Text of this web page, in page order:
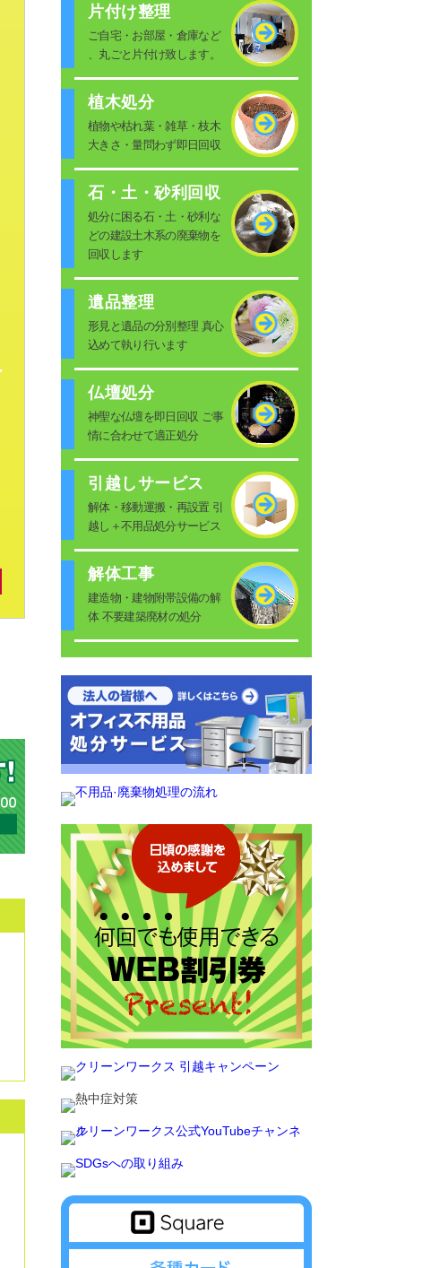
片付け整理
ご自宅・お部屋・倉庫など
、丸ごと片付け致します。
植木処分
植物や枯れ葉・雑草・枝木
大きさ・量問わず即日回収
石・土・砂利回収
処分に困る石・土・砂利な
どの建設土木系の廃棄物を
回収します
遺品整理
形見と遺品の分別整理 真心
込めて執り行います
仏壇処分
神聖な仏壇を即日回収 ご事
情に合わせて適正処分
引越しサービス
解体・移動運搬・再設置 引
越し＋不用品処分サービス
解体工事
建造物・建物附帯設備の解
体 不要建築廃材の処分